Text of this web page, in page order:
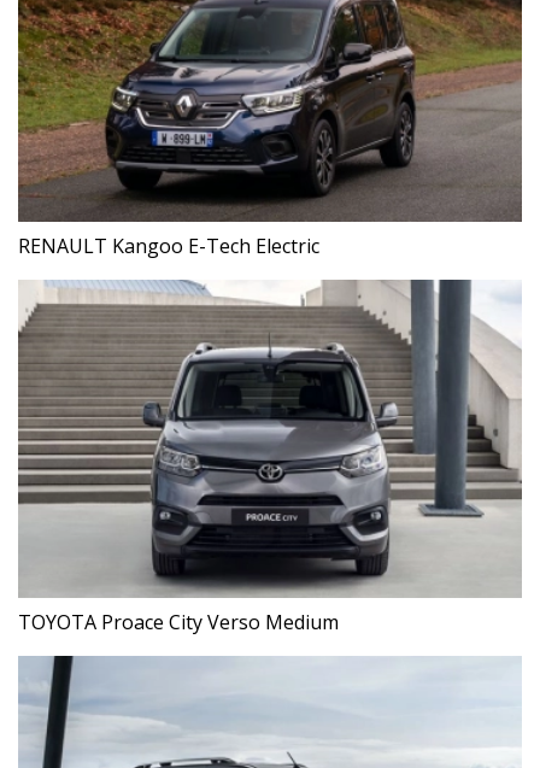
RENAULT Kangoo E-Tech Electric
TOYOTA Proace City Verso Medium